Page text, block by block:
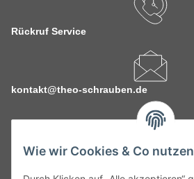
Wie wir Cookies & Co nutzen
Rückruf Service
kontakt@theo-schrauben.de